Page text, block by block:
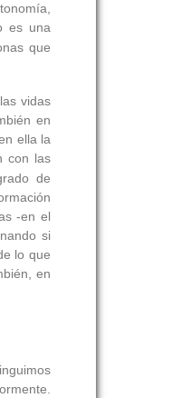
es una
que
vidas
en
ella la
con las
de
-en el
si
lo que
en